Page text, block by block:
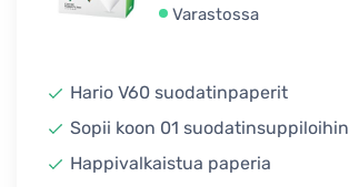
Varastossa
Hario V60 suodatinpaperit
Sopii koon 01 suodatinsuppiloihin
Happivalkaistua paperia